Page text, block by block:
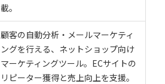
載。
顧客の自動分析・メールマーケティ
ングを行える、ネットショップ向け
マーケティングツール。ECサイトの
リピーター獲得と売上向上を支援。